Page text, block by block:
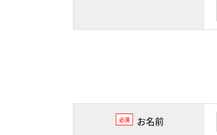
必須 お名前